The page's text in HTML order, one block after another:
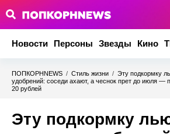
Новости Персоны Звезды Кино
ПОПКОРНNEWS / Стиль жизни / Эту подкормку
удобрений: соседи ахают, а чеснок прет до июля —
20 рублей
Эту подкормку